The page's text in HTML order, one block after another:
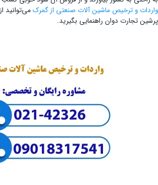
واردات و ترخیص ماشین آلات صنعتی از گمرکمی‌توانید
پرشین تجارت دوان راهنمایی بگیرید.